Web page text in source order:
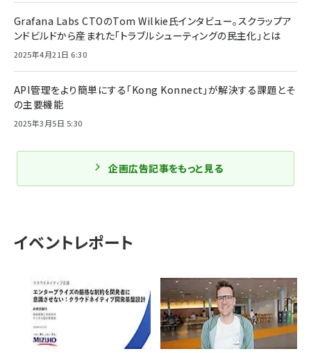
イベントレポート
Grafana Labs CTOのTom Wilkie氏インタビュー。スクラップア
ンドビルドから産まれた「トラブルシューティングの民主化」とは
2025年4月21日 6:30
API管理をより簡単にする「Kong Konnect」が解決する課題とそ
の主要機能
2025年3月5日 5:30
企画広告記事をもっと見る